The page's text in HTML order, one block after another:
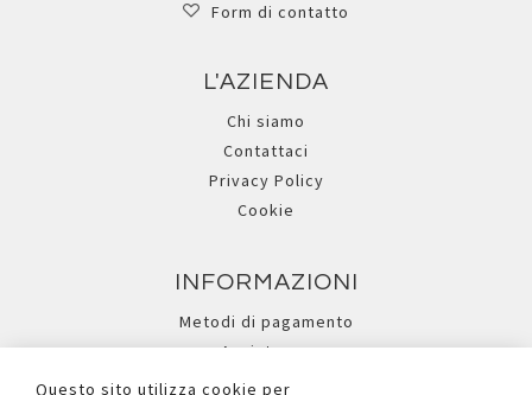
Form di contatto
L'AZIENDA
Chi siamo
Contattaci
Privacy Policy
Cookie
INFORMAZIONI
Metodi di pagamento
Assistenza
Ricerca avanzata
Questo sito utilizza cookie per